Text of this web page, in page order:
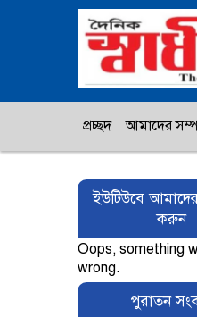
প্রচ্ছদ আমাদের
ইউটিউবে
করুন
Oops, something
wrong.
পুরাতন